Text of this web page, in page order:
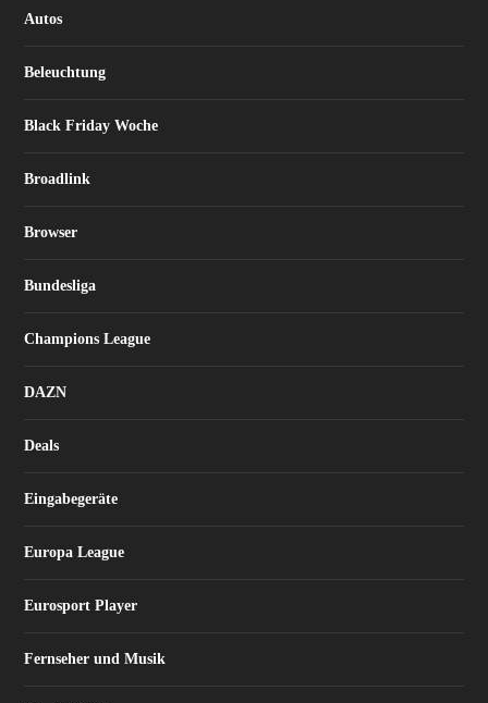
Autos
Beleuchtung
Black Friday Woche
Broadlink
Browser
Bundesliga
Champions League
DAZN
Deals
Eingabegeräte
Europa League
Eurosport Player
Fernseher und Musik